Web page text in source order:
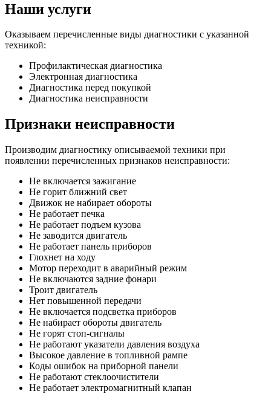
Наши услуги
Оказываем перечисленные виды диагностики с указанной
техникой:
Профилактическая диагностика
Электронная диагностика
Диагностика перед покупкой
Диагностика неисправности
Признаки неисправности
Производим диагностику описываемой техники при
появлении перечисленных признаков неисправности:
Не включается зажигание
Не горит ближний свет
Движок не набирает обороты
Не работает печка
Не работает подъем кузова
Не заводится двигатель
Не работает панель приборов
Глохнет на ходу
Мотор переходит в аварийный режим
Не включаются задние фонари
Троит двигатель
Нет повышенной передачи
Не включается подсветка приборов
Не набирает обороты двигатель
Не горят стоп-сигналы
Не работают указатели давления воздуха
Высокое давление в топливной рампе
Коды ошибок на приборной панели
Не работают стеклоочистители
Не работает электромагнитный клапан